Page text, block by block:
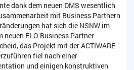
dank dem neuen DMS wesentlich
mit Business Partnern
hat sich die NSNW im
neuen ELO Business Partner
das Projekt mit der ACTIWARE
fiel nach einer
und einigen konstruktiven